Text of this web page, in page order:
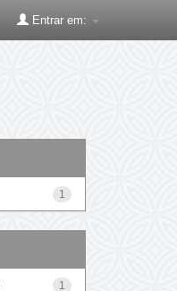
Entrar em:
1
1